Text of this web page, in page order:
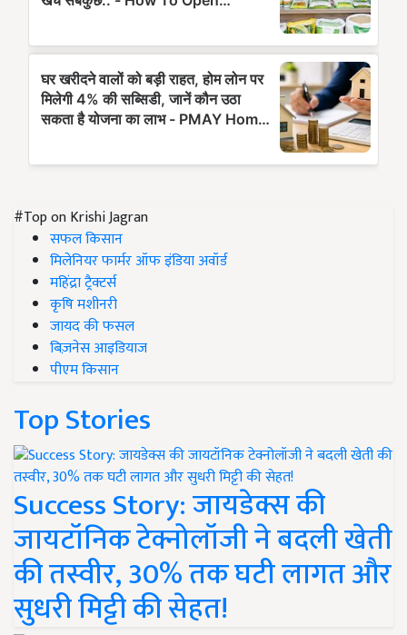
#Top on Krishi Jagran
सफल किसान
मिलेनियर फार्मर ऑफ इंडिया अवॉर्ड
महिंद्रा ट्रैक्टर्स
कृषि मशीनरी
जायद की फसल
बिज़नेस आइडियाज
पीएम किसान
Top Stories
Success Story: जायडेक्स की
जायटॉनिक टेक्नोलॉजी ने बदली खेती
की तस्वीर, 30% तक घटी लागत और
सुधरी मिट्टी की सेहत!